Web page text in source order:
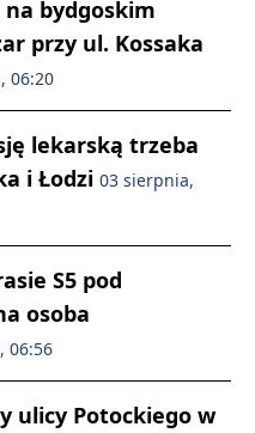
na bydgoskim
przy ul. Kossaka
06:20
lekarską trzeba
i Łodzi 03 sierpnia,
S5 pod
osoba
06:56
ulicy Potockiego w